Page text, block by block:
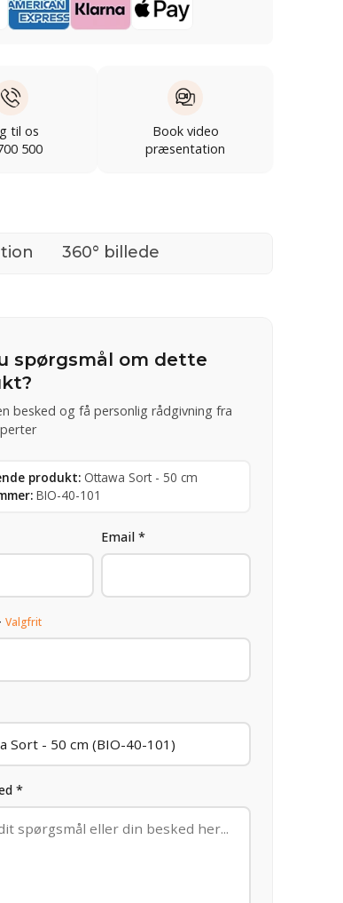
til os
500
Book video
præsentation
360° billede
spørgsmål om dette
besked og få personlig rådgivning fra
produkt: Ottawa Sort - 50 cm
BIO-40-101
Email *
Valgfrit
*